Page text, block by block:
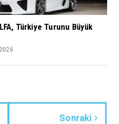
Türkiye Turunu Büyük
Sonraki